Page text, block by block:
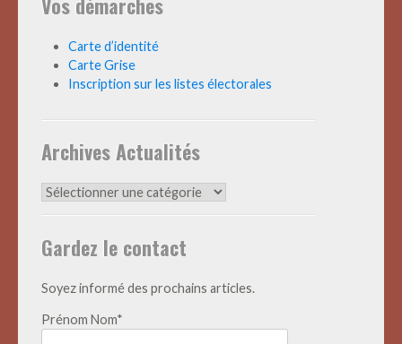
Carte d’identité
Carte Grise
Inscription sur les listes électorales
Archives Actualités
Archives
Gardez le contact
Soyez informé des prochains articles.
Prénom Nom*